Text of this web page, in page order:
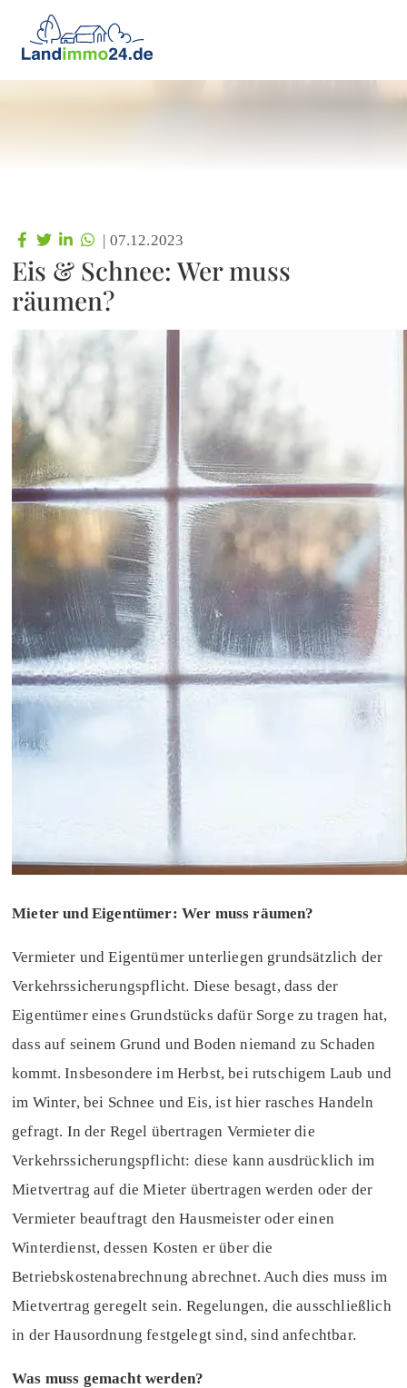
| 07.12.2023
Eis & Schnee: Wer muss
räumen?
Mieter und Eigentümer: Wer muss räumen?
Vermieter und Eigentümer unterliegen grundsätzlich der
Verkehrssicherungspflicht. Diese besagt, dass der
Eigentümer eines Grundstücks dafür Sorge zu tragen hat,
dass auf seinem Grund und Boden niemand zu Schaden
kommt. Insbesondere im Herbst, bei rutschigem Laub und
im Winter, bei Schnee und Eis, ist hier rasches Handeln
gefragt. In der Regel übertragen Vermieter die
Verkehrssicherungspflicht: diese kann ausdrücklich im
Mietvertrag auf die Mieter übertragen werden oder der
Vermieter beauftragt den Hausmeister oder einen
Winterdienst, dessen Kosten er über die
Betriebskostenabrechnung abrechnet. Auch dies muss im
Mietvertrag geregelt sein. Regelungen, die ausschließlich
in der Hausordnung festgelegt sind, sind anfechtbar.
Was muss gemacht werden?